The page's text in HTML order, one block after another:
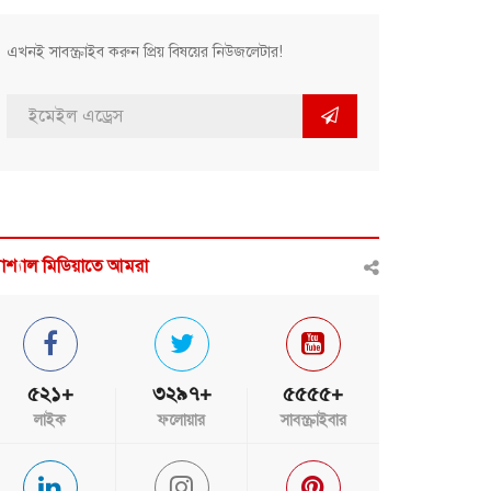
এখনই সাবস্ক্রাইব করুন প্রিয় বিষয়ের নিউজলেটার!
মিডিয়াতে আমরা
৫২১+
লাইক
৩২৯৭+
ফলোয়ার
৫৫৫৫+
সাবস্ক্রাইবার